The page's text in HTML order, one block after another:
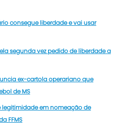
consegue liberdade e vai usar
segunda vez pedido de liberdade a
ex-cartola operariano que
de MS
legitimidade em nomeação de
FFMS